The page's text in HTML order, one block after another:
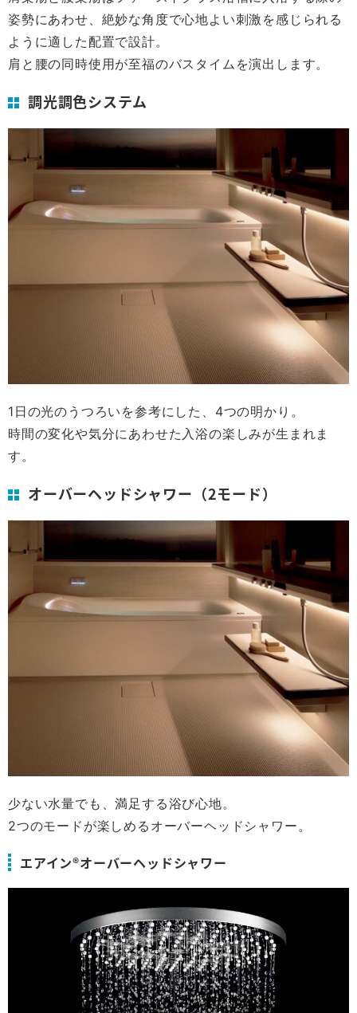
姿勢にあわせ、絶妙な角度で心地よい刺激を感じられる
ように適した配置で設計。
肩と腰の同時使用が至福のバスタイムを演出します。
調光調色システム
1日の光のうつろいを参考にした、4つの明かり。
時間の変化や気分にあわせた入浴の楽しみが生まれま
す。
オーバーヘッドシャワー（2モード）
少ない水量でも、満足する浴び心地。
2つのモードが楽しめるオーバーヘッドシャワー。
エアイン®オーバーヘッドシャワー